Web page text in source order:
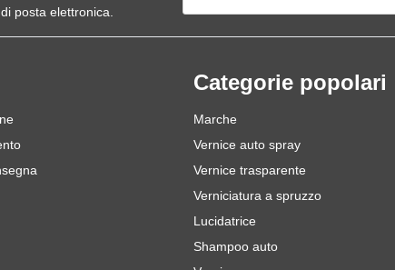
posta elettronica.
Categorie popolari
Marche
Vernice auto spray
Vernice trasparente
Verniciatura a spruzzo
Lucidatrice
Shampoo auto